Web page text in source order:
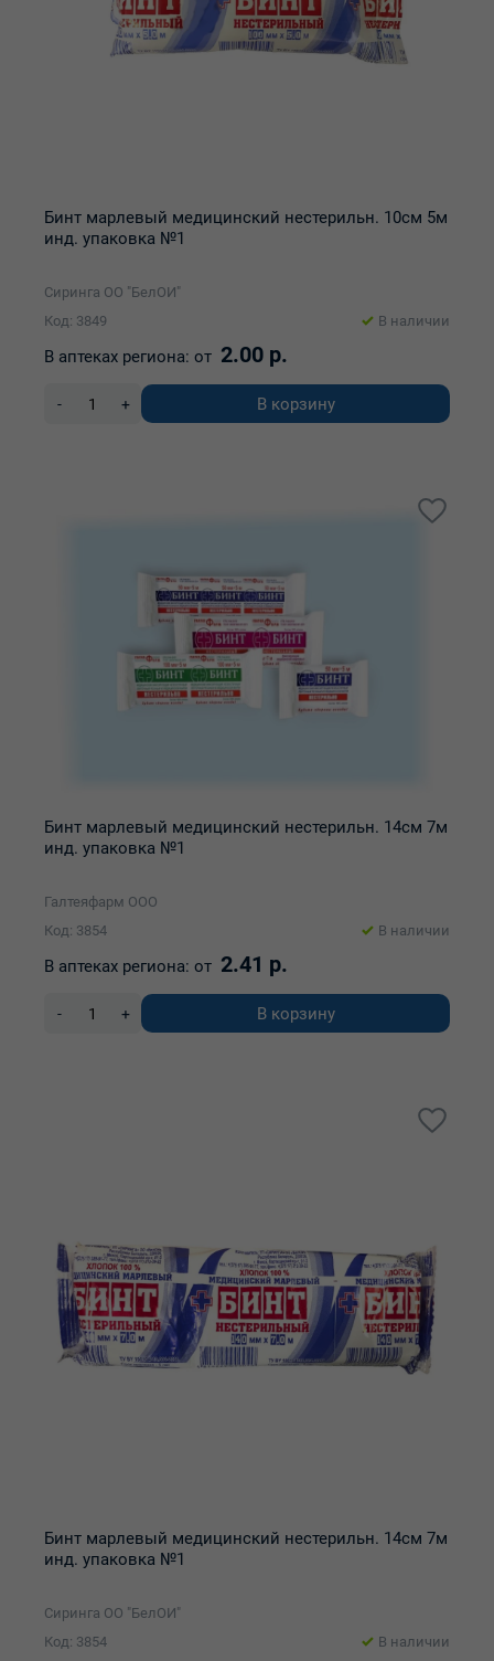
Бинт марлевый медицинский нестерильн. 10см 5м
инд. упаковка №1
Сиринга ОО "БелОИ"
Код: 3849
В наличии
В аптеках региона: от 2.00 р.
- + В корзину
Бинт марлевый медицинский нестерильн. 14см 7м
инд. упаковка №1
Галтеяфарм ООО
Код: 3854
В наличии
В аптеках региона: от 2.41 р.
- + В корзину
Бинт марлевый медицинский нестерильн. 14см 7м
инд. упаковка №1
Сиринга ОО "БелОИ"
Код: 3854
В наличии